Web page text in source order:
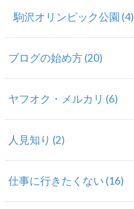
駒沢オリンピック公園 (4)
ブログの始め方(20)
ヤフオク・メルカリ (6)
人見知り (2)
仕事に行きたくない (16)